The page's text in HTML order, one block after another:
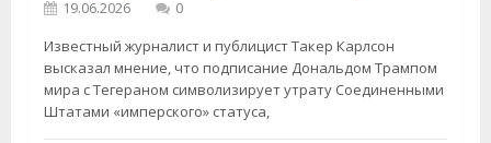
19.06.2026
0
Известный журналист и публицист Такер Карлсон
высказал мнение, что подписание Дональдом Трампом
мира с Тегераном символизирует утрату Соединенными
Штатами «имперского» статуса,